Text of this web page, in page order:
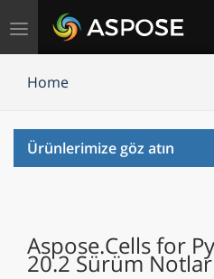
Gezinmeyi
Home
Ürünlerimize göz atın
Aspose.Cells for
20.2 Sürüm